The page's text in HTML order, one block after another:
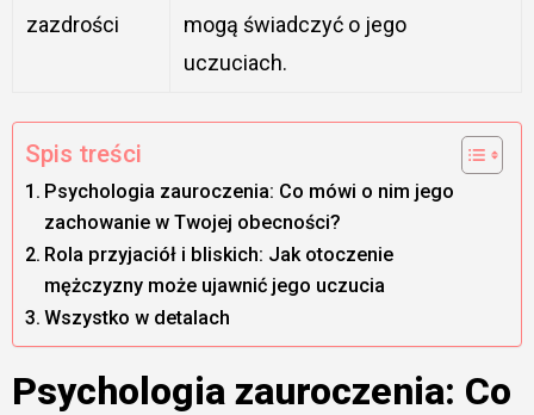
zazdrości
mogą świadczyć o jego
uczuciach.
Spis treści
Psychologia zauroczenia: Co mówi o nim jego
zachowanie w Twojej obecności?
Rola przyjaciół i bliskich: Jak otoczenie
mężczyzny może ujawnić jego uczucia
Wszystko w detalach
Psychologia zauroczenia: Co